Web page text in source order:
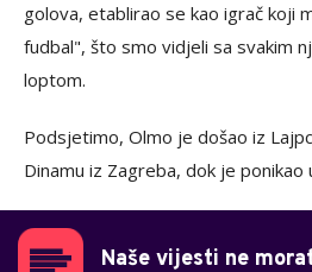
golova, etablirao se kao igrač koji
fudbal", što smo vidjeli sa svakim
loptom.
Podsjetimo, Olmo je došao iz
Dinamu iz Zagreba, dok je ponikao
Naše vijesti ne